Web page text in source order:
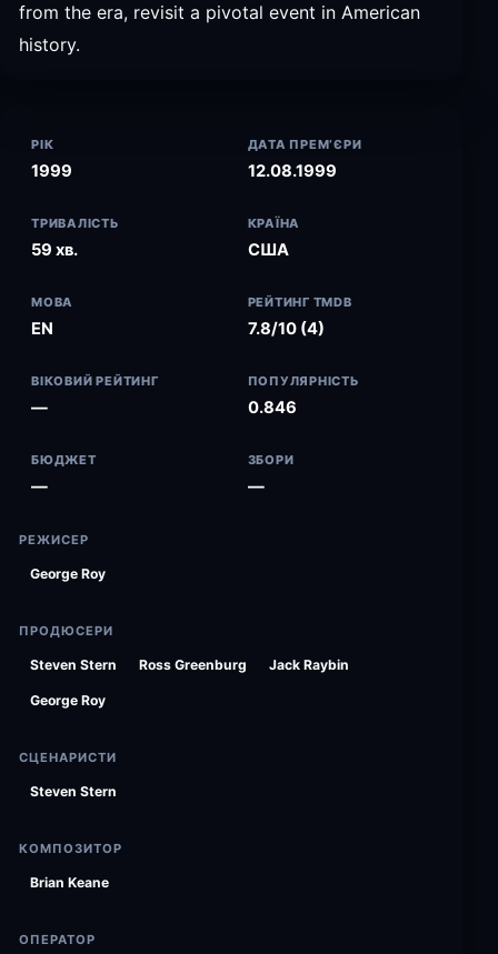
from the era, revisit a pivotal event in American
history.
РІК
1999
ДАТА ПРЕМ’ЄРИ
12.08.1999
ТРИВАЛІСТЬ
59 хв.
КРАЇНА
США
МОВА
EN
РЕЙТИНГ TMDB
7.8/10 (4)
ВІКОВИЙ РЕЙТИНГ
—
ПОПУЛЯРНІСТЬ
0.846
БЮДЖЕТ
—
ЗБОРИ
—
РЕЖИСЕР
George Roy
ПРОДЮСЕРИ
Steven Stern Ross Greenburg Jack Raybin
George Roy
СЦЕНАРИСТИ
Steven Stern
КОМПОЗИТОР
Brian Keane
ОПЕРАТОР